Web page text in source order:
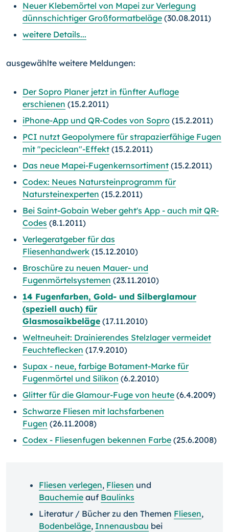
Neuer Klebemörtel von Mapei zur Verlegung
dünnschichtiger Großformatbeläge (30.08.2011)
weitere Details...
ausgewählte weitere Meldungen:
Der Sopro Planer jetzt in fünfter Auflage
erschienen (15.2.2011)
iPhone-App und QR-Codes von Sopro (15.2.2011)
PCI nutzt Geopolymere für strapazierfähige Fugen
mit "peciclean"-Effekt (15.2.2011)
Das neue Mapei-Fugenkernsortiment (15.2.2011)
Codex: Neues Natursteinprogramm für
Natursteinexperten (15.2.2011)
Bei Saint-Gobain Weber geht's App - auch mit QR-
Codes (8.1.2011)
Verlegeratgeber für das
Fliesenhandwerk (15.12.2010)
Broschüre zu neuen Mauer- und
Fugenmörtelsystemen (23.11.2010)
14 Fugenfarben, Gold- und Silberglamour
(speziell auch) für
Glasmosaikbeläge (17.11.2010)
Weltneuheit: Drainierendes Stelzlager vermeidet
Feuchteflecken (17.9.2010)
Supax - neue, farbige Botament-Marke für
Fugenmörtel und Silikon (6.2.2010)
Glitter für die Glamour-Fuge von heute (6.4.2009)
Schwarze Fliesen mit lachsfarbenen
Fugen (26.11.2008)
Codex - Fliesenfugen bekennen Farbe (25.6.2008)
Fliesen verlegen, Fliesen und
Bauchemie auf Baulinks
Literatur / Bücher zu den Themen Fliesen,
Bodenbeläge, Innenausbau bei